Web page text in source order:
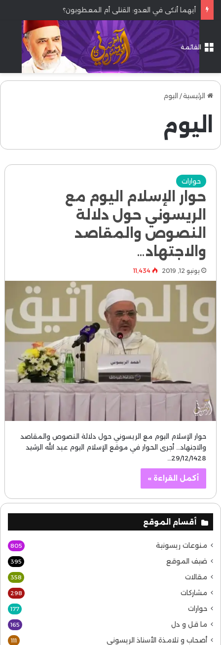
أيهما أنكى في العدو: القتلى أم المعطوبون؟
القائمة
الرئيسية/ اليوم
اليوم
حوارات
حوار الإسلام اليوم مع
الريسوني حول دلالة
النصوص والمقاصد
والاجتهاد…
يونيو 12, 2019 11٬434
حوار الإسلام اليوم مع الريسوني حول دلالة النصوص والمقاصد
والاجتهاد… أجرى الحوار في موقع الإسلام اليوم عبد الله الرشيد
29/12/1428…
أكمل القراءة »
أقسام الموقع
منوعات ريسونية 805
ضيف الموقع 395
مقالات 358
مشاركات 298
حوارات 177
ما قل و دل 165
أصحاب و تلامذة الأستاذ الريسوني 111